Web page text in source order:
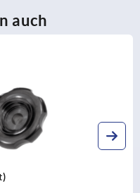
auch
gedreht und poliert